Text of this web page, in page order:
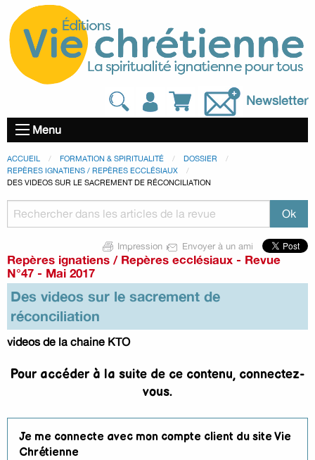
Newsletter
Menu
ACCUEIL FORMATION & SPIRITUALITÉ
DOSSIER
REPÈRES IGNATIENS / REPÈRES ECCLÉSIAUX
DES VIDEOS SUR LE SACREMENT DE RÉCONCILIATION
Impression Envoyer à un ami
Repères ignatiens / Repères ecclésiaux - Revue
N°47 - Mai 2017
Des videos sur le sacrement de
réconciliation
videos de la chaine KTO
Pour accéder à la suite de ce contenu, connectez-
vous.
Je me connecte avec mon compte client du site Vie
Chrétienne